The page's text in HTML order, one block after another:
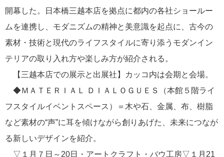
開幕した。日本橋三越本店を拠点に都内の各社ショールー
ムを連携し、モダニズムの精神と美意識を起点に、古今の
素材・技術と現代のライフスタイルに寄り添うモダンイン
テリアの取り入れ方や楽しみ方が紹介される。
【三越本店での展示と出展社】カッコ内は会期と会場。
◆ＭＡＴＥＲＩＡＬ ＤＩＡＬＯＧＵＥＳ（本館５階ライ
フスタイルイベントスペース）＝木や石、金属、布、樹脂
など素材の“声”に耳を傾けながら創りあげた、未来につなが
る新しいデザインを紹介。
▽１月７日～20日・アートクラフト・バウ工房▽１月21